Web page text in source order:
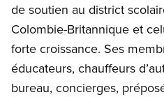
de soutien au district
Colombie-Britannique et
forte croissance. Ses
éducateurs, chauffeurs
bureau, concierges,